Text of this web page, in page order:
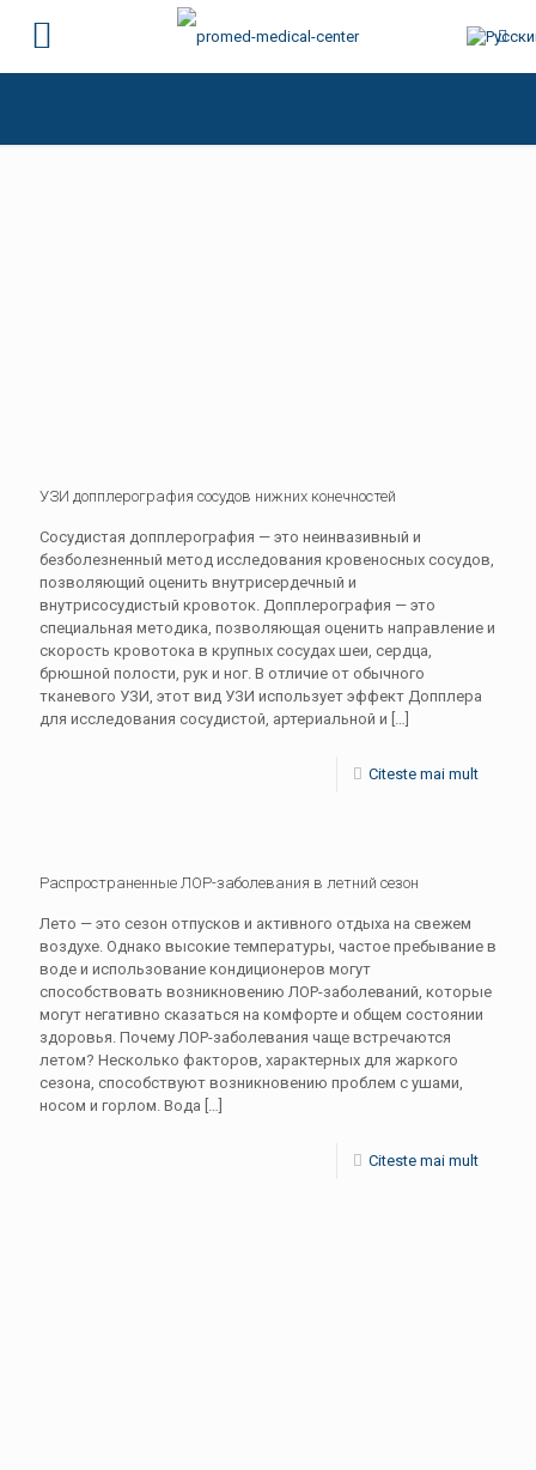
УЗИ допплерография сосудов нижних конечностей
Сосудистая допплерография — это неинвазивный и
безболезненный метод исследования кровеносных сосудов,
позволяющий оценить внутрисердечный и
внутрисосудистый кровоток. Допплерография — это
специальная методика, позволяющая оценить направление и
скорость кровотока в крупных сосудах шеи, сердца,
брюшной полости, рук и ног. В отличие от обычного
тканевого УЗИ, этот вид УЗИ использует эффект Допплера
для исследования сосудистой, артериальной и
Citeste mai mult
Распространенные ЛОР-заболевания в летний сезон
Лето — это сезон отпусков и активного отдыха на свежем
воздухе. Однако высокие температуры, частое пребывание в
воде и использование кондиционеров могут
способствовать возникновению ЛОР-заболеваний, которые
могут негативно сказаться на комфорте и общем состоянии
здоровья. Почему ЛОР-заболевания чаще встречаются
летом? Несколько факторов, характерных для жаркого
сезона, способствуют возникновению проблем с ушами,
носом и горлом. Вода
Citeste mai mult